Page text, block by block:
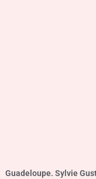
Guadeloupe. Sylvie